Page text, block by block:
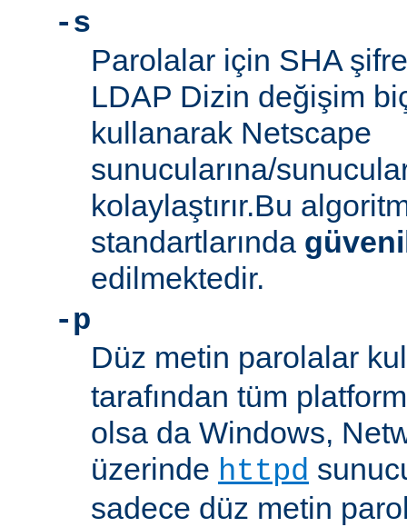
-s
Parolalar için SHA
LDAP Dizin değişim
kullanarak Netscape
sunucularına/
kolaylaştırır.Bu
standartlarında
edilmektedir.
-p
Düz metin parolalar
tarafından tüm
olsa da Windows,
üzerinde httpd
sadece düz metin